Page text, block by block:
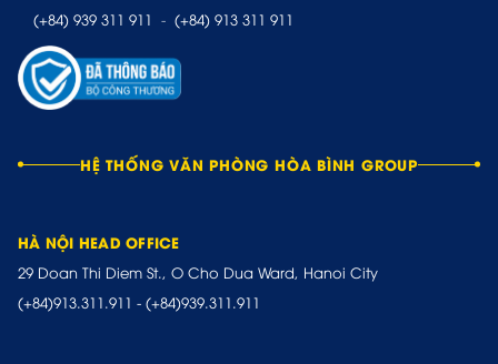
(+84) 939 311 911 - (+84) 913 311 911
HỆ THỐNG VĂN PHÒNG HÒA BÌNH GROUP
HÀ NỘI HEAD OFFICE
29 Doan Thi Diem St., O Cho Dua Ward, Hanoi City
(+84)913.311.911 - (+84)939.311.911